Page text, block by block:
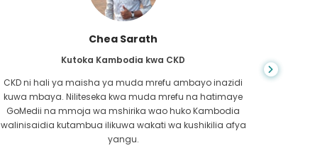
Chea Sarath
Kutoka Kambodia kwa CKD
CKD ni hali ya maisha ya muda mrefu ambayo inazidi
kuwa mbaya. Niliteseka kwa muda mrefu na hatimaye
GoMedii na mmoja wa mshirika wao huko Kambodia
walinisaidia kutambua ilikuwa wakati wa kushikilia afya
yangu.